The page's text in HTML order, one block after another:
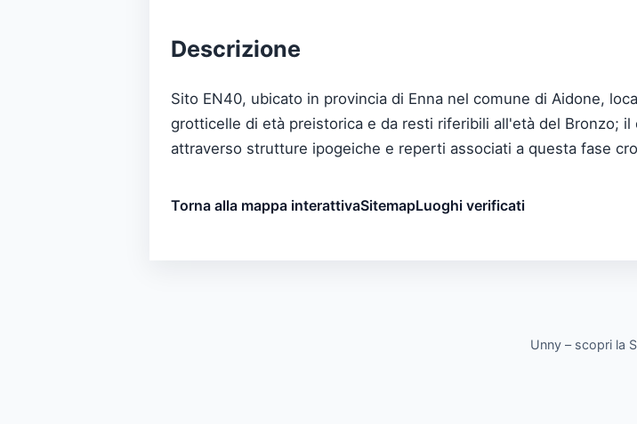
Descrizione
Sito EN40, ubicato in provincia di Enna nel comune di Aidone,
grotticelle di età preistorica e da resti riferibili all'età del Bronzo;
attraverso strutture ipogeiche e reperti associati a questa fase
Torna alla mappa interattivaSitemapLuoghi verificati
Unny – scopri la